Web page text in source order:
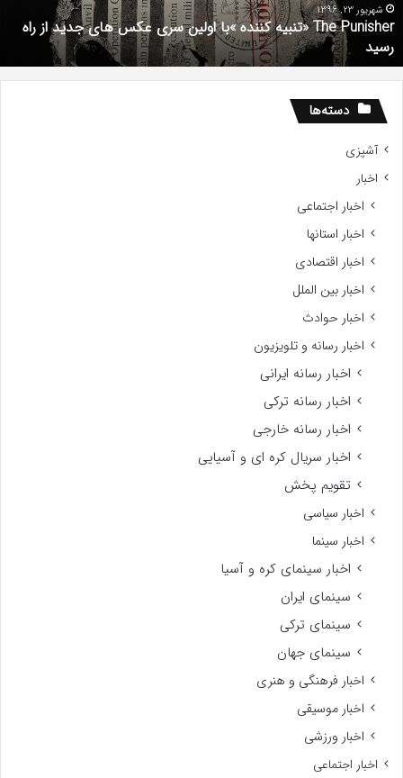
عکس
های
جدید
از
راه
رسید
شهریور 23, 1396
The Punisher «تنبیه کننده »با اولین سری عکس های جدید از راه
رسید
دسته‌ها
آشپزی
اخبار
اخبار اجتماعی
اخبار استانها
اخبار اقتصادی
اخبار بین الملل
اخبار حوادث
اخبار رسانه و تلویزیون
اخبار رسانه ایرانی
اخبار رسانه ترکی
اخبار رسانه خارجی
اخبار سریال کره ای و آسیایی
تقویم پخش
اخبار سیاسی
اخبار سینما
اخبار سینمای کره و آسیا
سینمای ایران
سینمای ترکی
سینمای جهان
اخبار فرهنگی و هنری
اخبار موسیقی
اخبار ورزشی
اخبار اجتماعی